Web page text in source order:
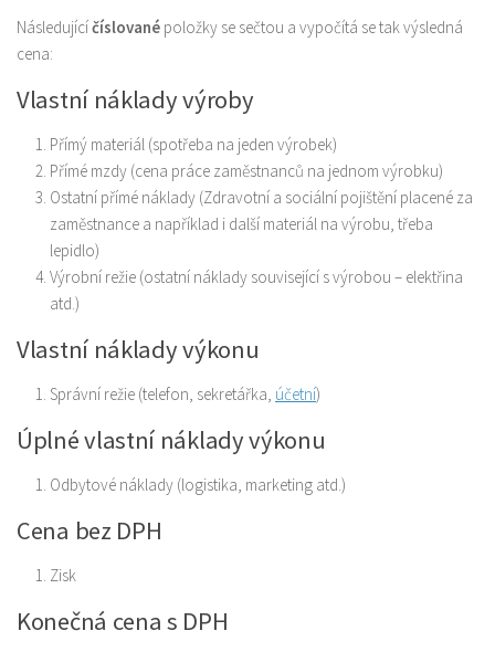
Následujícíčíslované položky se sečtou a vypočítá se tak výsledná
cena:
Vlastní náklady výroby
Přímý materiál (spotřeba na jeden výrobek)
Přímé mzdy (cena práce zaměstnanců na jednom výrobku)
Ostatní přímé náklady (Zdravotní a sociální pojištění placené za
zaměstnance a například i další materiál na výrobu, třeba
lepidlo)
Výrobní režie (ostatní náklady související s výrobou – elektřina
atd.)
Vlastní náklady výkonu
Správní režie (telefon, sekretářka, účetní)
Úplné vlastní náklady výkonu
Odbytové náklady (logistika, marketing atd.)
Cena bez DPH
Zisk
Konečná cena s DPH